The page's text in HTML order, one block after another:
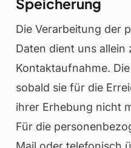
Die Verarbeitung der
Daten dient uns
Kontaktaufnahme.
sobald sie für die
ihrer Erhebung nicht
Für die